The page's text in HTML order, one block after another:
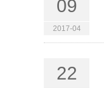
09
2017-04
22